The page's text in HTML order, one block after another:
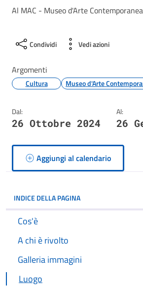
Al MAC - Museo d'Arte
Condividi Vedi azioni
Argomenti
Cultura Museo d'Arte
Dal:
26 Ottobre 2024
Al:
26
Aggiungi al calendario
INDICE DELLA PAGINA
Cos'è
A chi è rivolto
Galleria immagini
Luogo